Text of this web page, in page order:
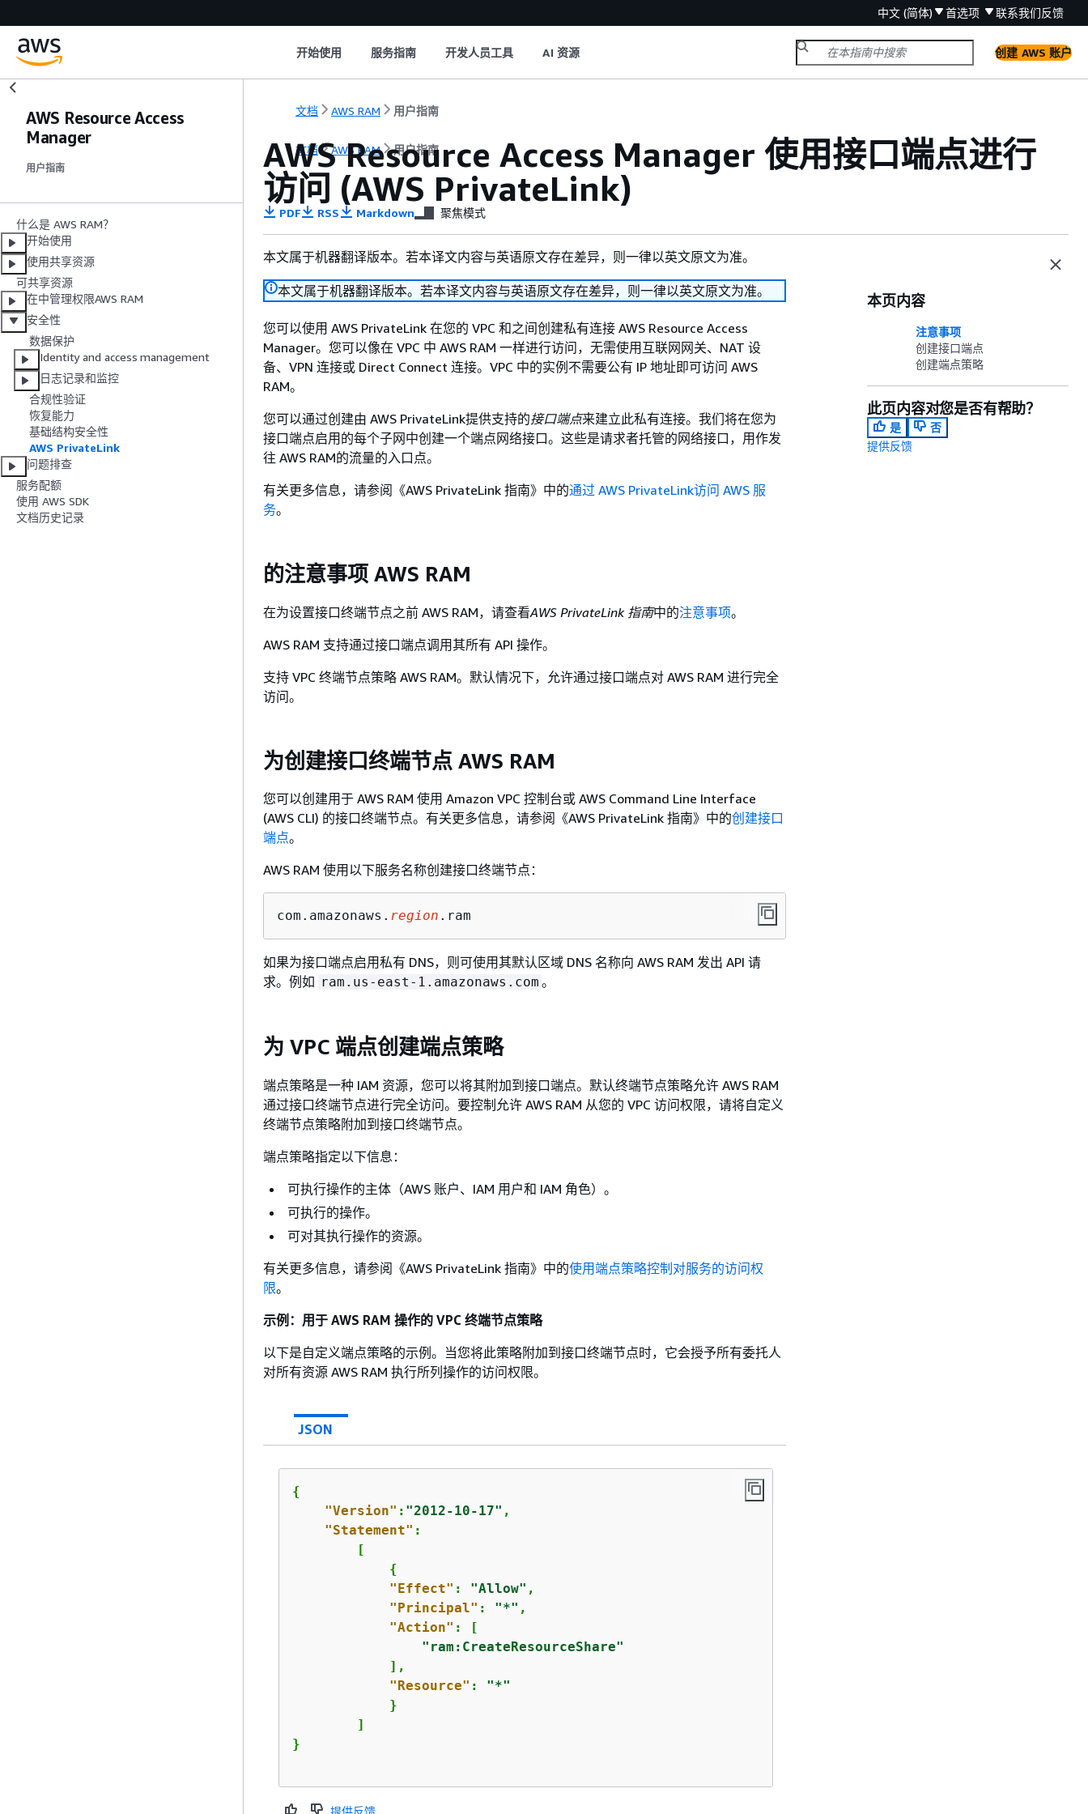
中文 (简体) 首选项 联系我们反馈
开始使用 服务指南 开发人员工具 AI 资源 创建 AWS 账户
AWS Resource Access
Manager
用户指南
什么是 AWS RAM？
开始使用
使用共享资源
可共享资源
在中管理权限AWS RAM
安全性
数据保护
Identity and access management
日志记录和监控
合规性验证
恢复能力
基础结构安全性
AWS PrivateLink
问题排查
服务配额
使用 AWS SDK
文档历史记录
文档 AWS RAM 用户指南
文档 AWS RAM 用户指南
AWS Resource Access Manager 使用接口端点进行
访问 (AWS PrivateLink)
PDF RSS Markdown 聚焦模式
本文属于机器翻译版本。若本译文内容与英语原文存在差异，则一律以英文原文为准。
本文属于机器翻译版本。若本译文内容与英语原文存在差异，则一律以英文原文为准。
您可以使用 AWS PrivateLink 在您的 VPC 和之间创建私有连接 AWS Resource Access
Manager。您可以像在 VPC 中 AWS RAM 一样进行访问，无需使用互联网网关、NAT 设
备、VPN 连接或 Direct Connect 连接。VPC 中的实例不需要公有 IP 地址即可访问 AWS
RAM。
您可以通过创建由 AWS PrivateLink提供支持的接口端点来建立此私有连接。我们将在您为
接口端点启用的每个子网中创建一个端点网络接口。这些是请求者托管的网络接口，用作发
往 AWS RAM的流量的入口点。
有关更多信息，请参阅《AWS PrivateLink 指南》 中的通过 AWS PrivateLink访问 AWS 服
务。
的注意事项 AWS RAM
在为设置接口终端节点之前 AWS RAM，请查看AWS PrivateLink 指南中的注意事项。
AWS RAM 支持通过接口端点调用其所有 API 操作。
支持 VPC 终端节点策略 AWS RAM。默认情况下，允许通过接口端点对 AWS RAM 进行完全
访问。
为创建接口终端节点 AWS RAM
您可以创建用于 AWS RAM 使用 Amazon VPC 控制台或 AWS Command Line Interface
(AWS CLI) 的接口终端节点。有关更多信息，请参阅《AWS PrivateLink 指南》 中的创建接口
端点。
AWS RAM 使用以下服务名称创建接口终端节点：
com.amazonaws. region .ram
如果为接口端点启用私有 DNS，则可使用其默认区域 DNS 名称向 AWS RAM 发出 API 请
求。例如 ram.us-east-1.amazonaws.com 。
为 VPC 端点创建端点策略
端点策略是一种 IAM 资源，您可以将其附加到接口端点。默认终端节点策略允许 AWS RAM
通过接口终端节点进行完全访问。要控制允许 AWS RAM 从您的 VPC 访问权限，请将自定义
终端节点策略附加到接口终端节点。
端点策略指定以下信息：
可执行操作的主体（AWS 账户、IAM 用户和 IAM 角色）。
可执行的操作。
可对其执行操作的资源。
有关更多信息，请参阅《AWS PrivateLink 指南》 中的使用端点策略控制对服务的访问权
限。
示例：用于 AWS RAM 操作的 VPC 终端节点策略
以下是自定义端点策略的示例。当您将此策略附加到接口终端节点时，它会授予所有委托人
对所有资源 AWS RAM 执行所列操作的访问权限。
JSON
{
"Version" : "2012-10-17" ,
"Statement" :
        [
{
"Effect" : "Allow" ,
"Principal" : "*" ,
"Action" : [
"ram:CreateResourceShare"
            ],
"Resource" : "*"
            }
        ]
}
提供反馈
本页内容
注意事项
创建接口端点
创建端点策略
此页内容对您是否有帮助？
是
否
提供反馈